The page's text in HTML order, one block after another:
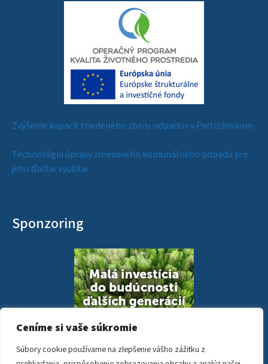
Ceníme si vaše súkromie
Súbory cookie používame na zlepšenie vášho zážitku z
Zvýšenie kapacít triedeného zberu odpadov v Partizánskom
Technológia úpravy zmesového komunálneho odpadu pre
jeho ďalšie využitie
Sponzoring